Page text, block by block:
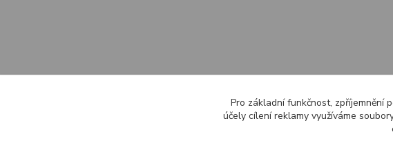
Pro základní funkčnost, zpříjemnění
účely cílení reklamy využíváme